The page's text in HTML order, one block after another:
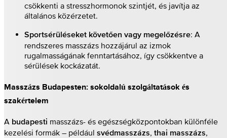
csökkenti a stresszhormonok szintjét, és javítja az
általános közérzetet.
Sportsérüléseket követően vagy megelőzésre: A
rendszeres masszázs hozzájárul az izmok
rugalmasságának fenntartásához, így csökkentve a
sérülések kockázatát.
Masszázs Budapesten: sokoldalú szolgáltatások és
szakértelem
A budapesti masszázs- és egészségközpontokban különféle
kezelési formák – például svédmasszázs, thai masszázs,